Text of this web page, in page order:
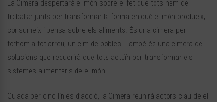
La Cimera despertarà el món sobre el fet que tots hem de
treballar junts per transformar la forma en què el món produeix,
consumeix i pensa sobre els aliments. És una cimera per
tothom a tot arreu, un cim de pobles. També és una cimera de
solucions que requerirà que tots actuïn per transformar els
sistemes alimentaris de el món.
Guiada per cinc línies d’acció, la Cimera reunirà actors clau de el